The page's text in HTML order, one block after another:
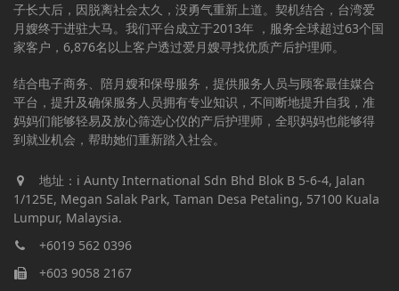
子长大后，因脱离社会太久，没勇气重新上道。契机结合，台湾爱
月嫂终于进驻大马。我们平台成立于2013年 ，服务全球超过63个国
家客户，6,876名以上客户透过爱月嫂寻找优质产后护理师。
结合电子商务、陪月嫂和保母服务，提供服务人员与顾客最佳媒合
平台，提升及确保服务人员拥有专业知识，不间断地提升自我，准
妈妈们能够轻易及放心筛选心仪的产后护理师，全职妈妈也能够得
到就业机会，帮助她们重新踏入社会。
地址：i Aunty International Sdn Bhd Blok B 5-6-4, Jalan
1/125E, Megan Salak Park, Taman Desa Petaling, 57100 Kuala
Lumpur, Malaysia.
+6019 562 0396
+603 9058 2167